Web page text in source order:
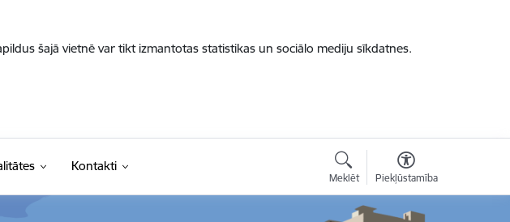
šajā vietnē var tikt izmantotas statistikas un sociālo mediju sīkdatnes.
Kontakti
Meklēt Piekļūstamība